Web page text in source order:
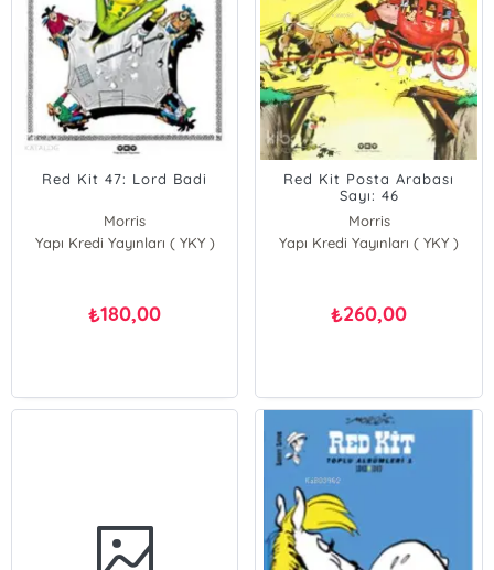
Red Kit 47: Lord Badi
Morris
Goscinny
Yapı Kredi Yayınları ( YKY )
₺180,00
Red Kit Posta Arabası
Sayı: 46
Morris
Yapı Kredi Yayınları ( YKY )
₺260,00